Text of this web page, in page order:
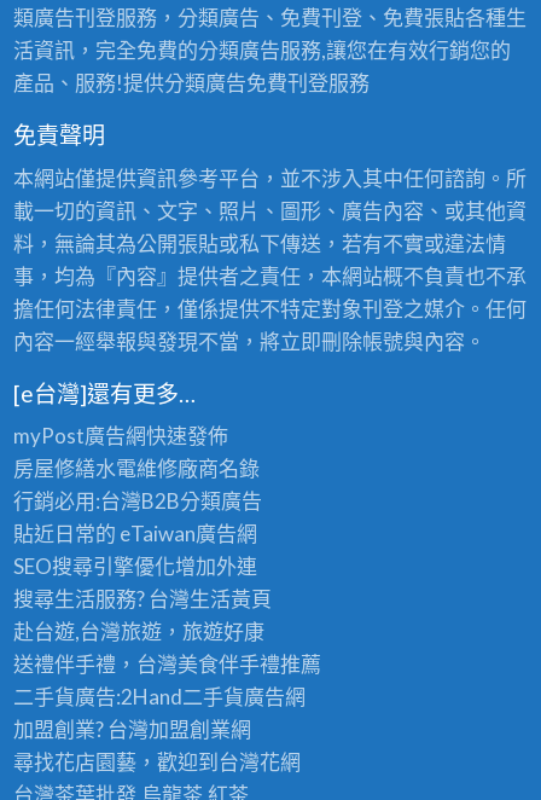
類廣告刊登服務，分類廣告、免費刊登、免費張貼各種生
活資訊，完全免費的分類廣告服務,讓您在有效行銷您的
產品、服務!提供分類廣告免費刊登服務
免責聲明
本網站僅提供資訊參考平台，並不涉入其中任何諮詢。所
載一切的資訊、文字、照片、圖形、廣告內容、或其他資
料，無論其為公開張貼或私下傳送，若有不實或違法情
事，均為『內容』提供者之責任，本網站概不負責也不承
擔任何法律責任，僅係提供不特定對象刊登之媒介。任何
內容一經舉報與發現不當，將立即刪除帳號與內容。
[e台灣]還有更多…
myPost廣告網快速發佈
房屋修繕水電維修廠商名錄
行銷必用:台灣B2B分類廣告
貼近日常的 eTaiwan廣告網
SEO搜尋引擎優化增加外連
搜尋生活服務? 台灣生活黃頁
赴台遊,台灣旅遊，旅遊好康
送禮伴手禮，台灣美食伴手禮推薦
二手貨廣告:2Hand二手貨廣告網
加盟創業? 台灣加盟創業網
尋找花店園藝，歡迎到 台灣花網
台灣茶葉批發 ,烏龍茶,紅茶